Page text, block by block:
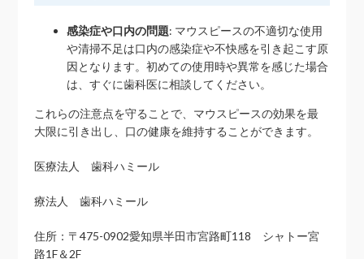
感染症や口内の問題: マウスピースの不適切な使用
や清掃不足は口内の感染症や不快感を引き起こす原
因となります。初めての使用時や異常を感じた場合
は、すぐに歯科医に相談してください。
これらの注意点を守ることで、マウスピースの効果を最
大限に引き出し、口の健康を維持することができます。
医療法人 歯科ハミール
療法人 歯科ハミール
住所：〒475-0902愛知県半田市宮路町118 シャトー宮
路1F＆2F